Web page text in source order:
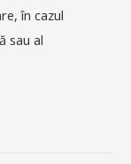
în cazul
sau al